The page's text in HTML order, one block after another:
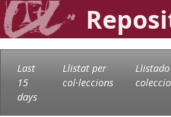
Last
15
days
Llistat per
col·leccions